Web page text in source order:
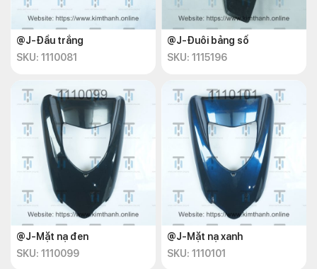
@J-Đầu trắng
SKU: 1110081
@J-Đuôi bảng số
SKU: 1115196
@J-Mặt nạ đen
SKU: 1110099
@J-Mặt nạ xanh
SKU: 1110101